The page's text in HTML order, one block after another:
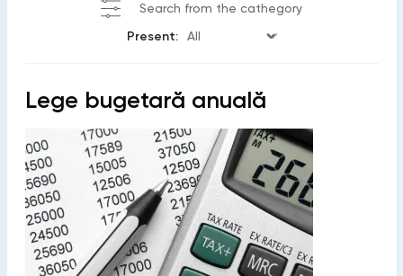
Search from the cathegory
Present:
Lege bugetară anuală